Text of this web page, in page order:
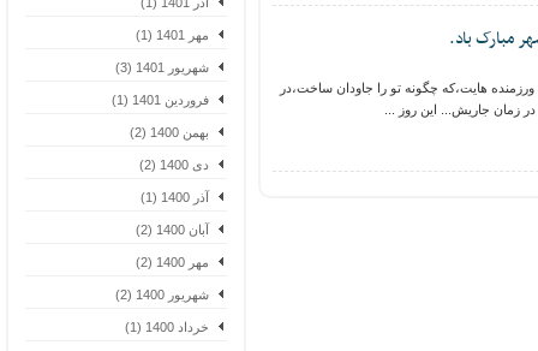
مهر 1401 (1)
شهریور 1401 (3)
فروردین 1401 (1)
بهمن 1400 (2)
دی 1400 (2)
آذر 1400 (1)
آبان 1400 (2)
مهر 1400 (2)
شهریور 1400 (2)
خرداد 1400 (1)
مبارک باد.
هایت،که چگونه تو را جاودان ساخت،در
جاریش... اين روز ...